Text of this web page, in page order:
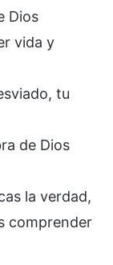
Dios
vida y
tu
de Dios
la verdad,
comprender